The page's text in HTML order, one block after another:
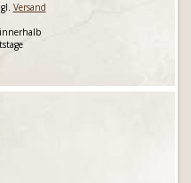
Versand